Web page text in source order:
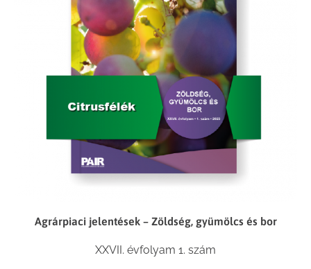
Agrárpiaci jelentések – Zöldség, gyümölcs és bor
XXVII. évfolyam 1. szám